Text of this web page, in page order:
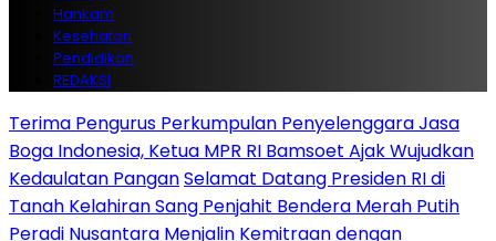
Hankam
Kesehatan
Pendidikan
REDAKSI
Terima Pengurus Perkumpulan Penyelenggara Jasa
Boga Indonesia, Ketua MPR RI Bamsoet Ajak Wujudkan
Kedaulatan PanganSelamat Datang Presiden RI di
Tanah Kelahiran Sang Penjahit Bendera Merah Putih
Peradi Nusantara Menjalin Kemitraan dengan